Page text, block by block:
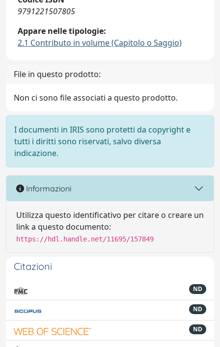
9791221507805
Appare nelle tipologie:
2.1 Contributo in volume (Capitolo o Saggio)
File in questo prodotto:
Non ci sono file associati a questo prodotto.
I documenti in IRIS sono protetti da copyright e
tutti i diritti sono riservati, salvo diversa
indicazione.
Informazioni
Utilizza questo identificativo per citare o creare un
link a questo documento:
https://hdl.handle.net/11695/157849
Citazioni
ND
ND
ND